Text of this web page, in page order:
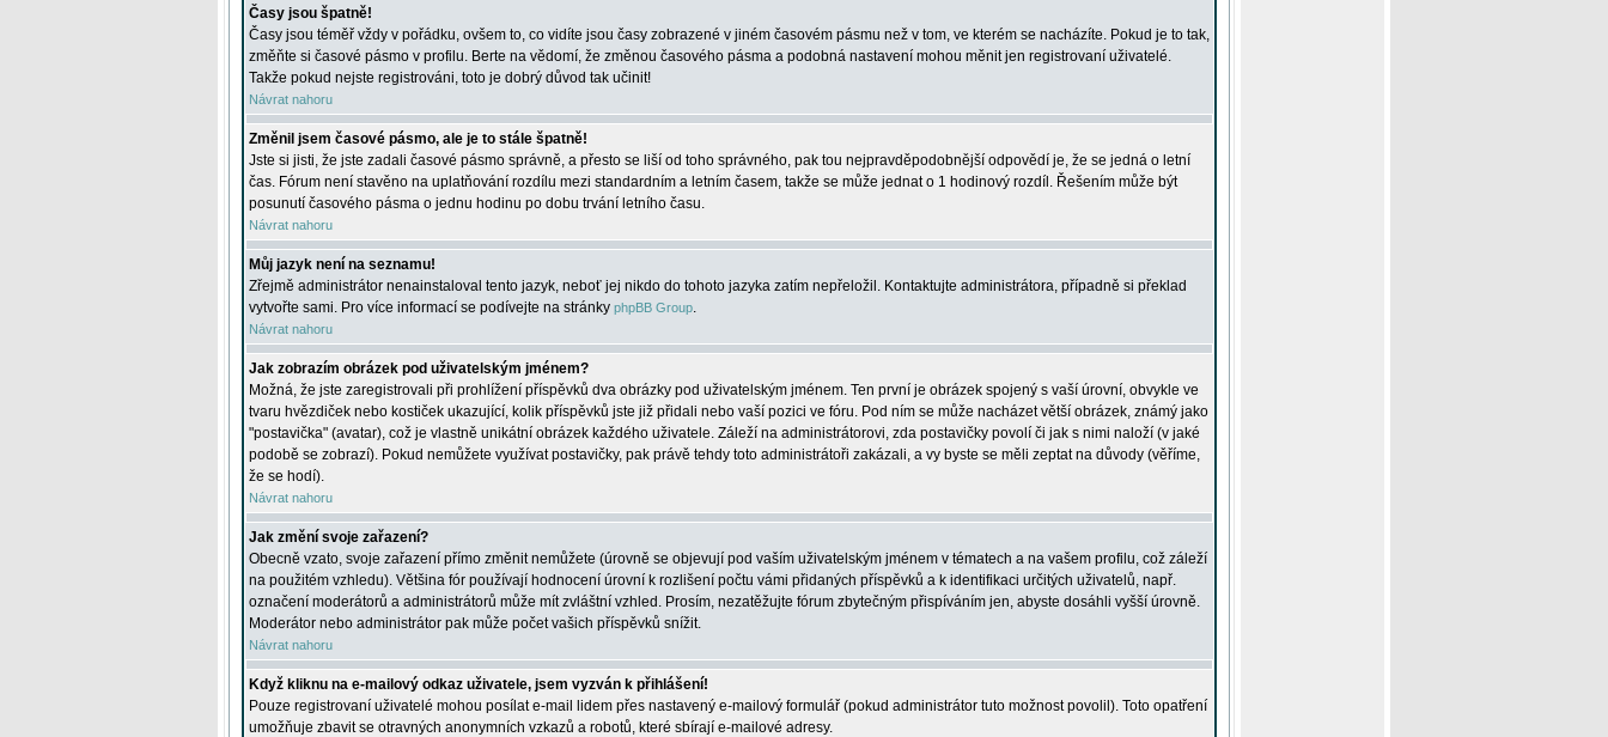
Časy jsou špatně!
Časy jsou téměř vždy v pořádku, ovšem to, co vidíte jsou časy zobrazené v jiném časovém pásmu než v tom, ve kterém se nacházíte. Pokud je to tak,
změňte si časové pásmo v profilu. Berte na vědomí, že změnou časového pásma a podobná nastavení mohou měnit jen registrovaní uživatelé.
Takže pokud nejste registrováni, toto je dobrý důvod tak učinit!
Návrat nahoru
Změnil jsem časové pásmo, ale je to stále špatně!
Jste si jisti, že jste zadali časové pásmo správně, a přesto se liší od toho správného, pak tou nejpravděpodobnější odpovědí je, že se jedná o letní
čas. Fórum není stavěno na uplatňování rozdílu mezi standardním a letním časem, takže se může jednat o 1 hodinový rozdíl. Řešením může být
posunutí časového pásma o jednu hodinu po dobu trvání letního času.
Návrat nahoru
Můj jazyk není na seznamu!
Zřejmě administrátor nenainstaloval tento jazyk, neboť jej nikdo do tohoto jazyka zatím nepřeložil. Kontaktujte administrátora, případně si překlad
vytvořte sami. Pro více informací se podívejte na stránky phpBB Group.
Návrat nahoru
Jak zobrazím obrázek pod uživatelským jménem?
Možná, že jste zaregistrovali při prohlížení příspěvků dva obrázky pod uživatelským jménem. Ten první je obrázek spojený s vaší úrovní, obvykle ve
tvaru hvězdiček nebo kostiček ukazující, kolik příspěvků jste již přidali nebo vaší pozici ve fóru. Pod ním se může nacházet větší obrázek, známý jako
"postavička" (avatar), což je vlastně unikátní obrázek každého uživatele. Záleží na administrátorovi, zda postavičky povolí či jak s nimi naloží (v jaké
podobě se zobrazí). Pokud nemůžete využívat postavičky, pak právě tehdy toto administrátoři zakázali, a vy byste se měli zeptat na důvody (věříme,
že se hodí).
Návrat nahoru
Jak změní svoje zařazení?
Obecně vzato, svoje zařazení přímo změnit nemůžete (úrovně se objevují pod vaším uživatelským jménem v tématech a na vašem profilu, což záleží
na použitém vzhledu). Většina fór používají hodnocení úrovní k rozlišení počtu vámi přidaných příspěvků a k identifikaci určitých uživatelů, např.
označení moderátorů a administrátorů může mít zvláštní vzhled. Prosím, nezatěžujte fórum zbytečným přispíváním jen, abyste dosáhli vyšší úrovně.
Moderátor nebo administrátor pak může počet vašich příspěvků snížit.
Návrat nahoru
Když kliknu na e-mailový odkaz uživatele, jsem vyzván k přihlášení!
Pouze registrovaní uživatelé mohou posílat e-mail lidem přes nastavený e-mailový formulář (pokud administrátor tuto možnost povolil). Toto opatření
umožňuje zbavit se otravných anonymních vzkazů a robotů, které sbírají e-mailové adresy.